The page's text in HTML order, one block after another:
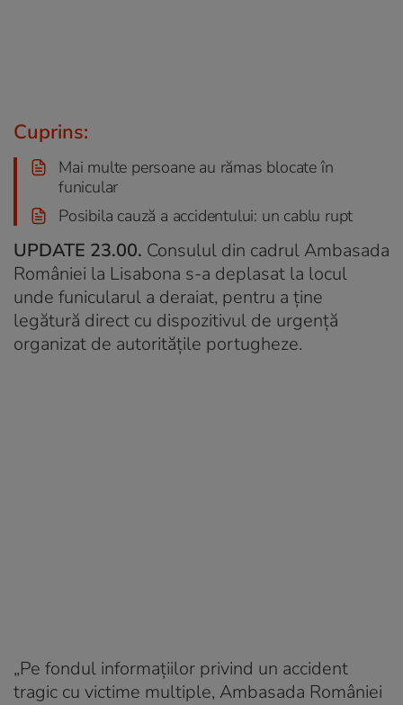
Cuprins:
Mai multe persoane au rămas blocate în
funicular
Posibila cauză a accidentului: un cablu rupt
UPDATE 23.00. Consulul din cadrul Ambasada
României la Lisabona s-a deplasat la locul
unde funicularul a deraiat, pentru a ţine
legătură direct cu dispozitivul de urgenţă
organizat de autorităţile portugheze.
„Pe fondul informaţiilor privind un accident
tragic cu victime multiple, Ambasada României